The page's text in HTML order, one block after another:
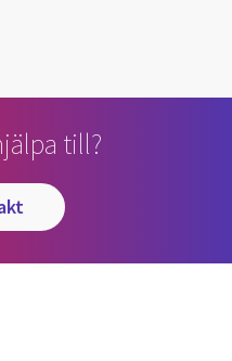
till?